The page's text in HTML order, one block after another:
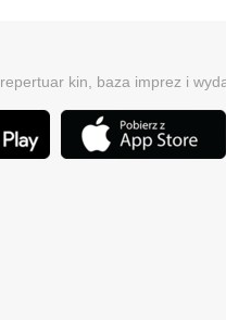
repertuar kin, baza imprez i